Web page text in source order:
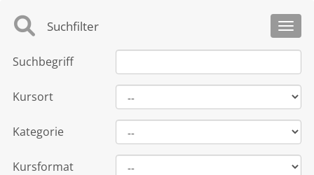
Suchfilter
Suchbegriff
Kursort
Kategorie
Kursformat